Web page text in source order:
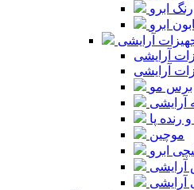
رنگ ابرو
ابرو
آرایشی
آرایشی
آرایشی
برس مو
آرایشی
رنده پا
موچین
ابرو
آرایشی
آرایشی